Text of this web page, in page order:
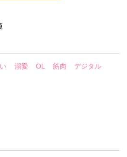
溺愛 OL 筋肉
デジタル